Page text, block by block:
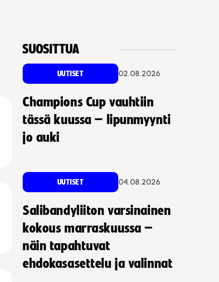
SUOSITTUA
UUTISET 02.08.2026
Champions Cup vauhtiin
tässä kuussa – lipunmyynti
jo auki
UUTISET 04.08.2026
Salibandyliiton varsinainen
kokous marraskuussa –
näin tapahtuvat
ehdokasasettelu ja valinnat